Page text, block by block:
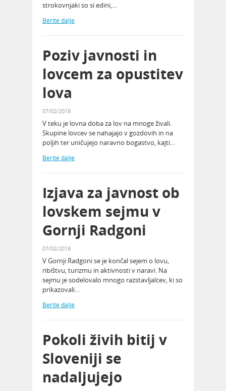
strokovnjaki so si edi­ni,…
Berite dalje
Poziv javnosti in
lovcem za opustitev
lova
07/02/2018
V teku je lovna doba za lov na mnoge živali.
Skupine lovcev se nahajajo v gozdovih in na
poljih ter uničujejo naravno bogastvo, kajti…
Berite dalje
Izjava za javnost ob
lovskem sejmu v
Gornji Radgoni
07/02/2018
V Gornji Radgoni se je končal sejem o lovu,
ribištvu, turizmu in aktivnosti v naravi. Na
sejmu je sodelovalo mnogo razstavljalcev, ki so
prikazovali…
Berite dalje
Pokoli živih bitij v
Sloveniji se
nadaljujejo